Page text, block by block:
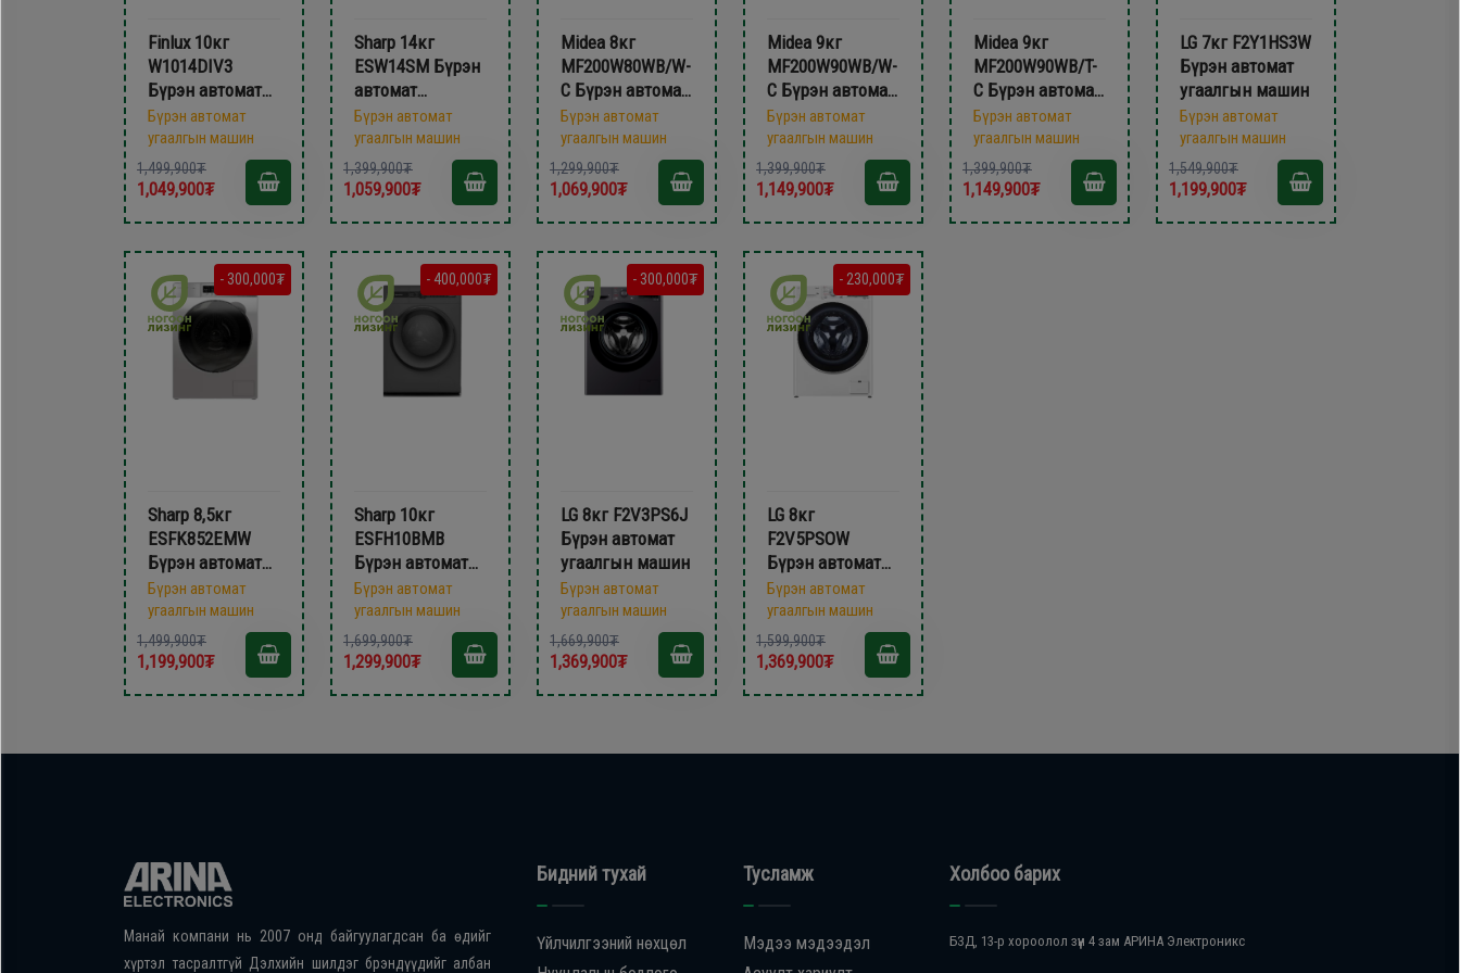
Finlux 10кг
W1014DIV3
Бүрэн автомат
угаалгын машин
Бүрэн автомат
угаалгын машин
1,499,900₮
1,049,900₮
Sharp 14кг
ESW14SM Бүрэн
автомат
угаалгын машин
Бүрэн автомат
угаалгын машин
1,399,900₮
1,059,900₮
Midea 8кг
MF200W80WB/W-
C Бүрэн автомат
угаалгын машин
Бүрэн автомат
угаалгын машин
1,299,900₮
1,069,900₮
Midea 9кг
MF200W90WB/W-
C Бүрэн автомат
угаалгын машин
Бүрэн автомат
угаалгын машин
1,399,900₮
1,149,900₮
Midea 9кг
MF200W90WB/T-
C Бүрэн автомат
угаалгын машин
Бүрэн автомат
угаалгын машин
1,399,900₮
1,149,900₮
LG 7кг F2Y1HS3W
Бүрэн автомат
угаалгын машин
Бүрэн автомат
угаалгын машин
1,549,900₮
1,199,900₮
- 300,000₮
Sharp 8,5кг
ESFK852EMW
Бүрэн автомат
угаалгын машин
Бүрэн автомат
угаалгын машин
1,499,900₮
1,199,900₮
- 400,000₮
Sharp 10кг
ESFH10BMB
Бүрэн автомат
угаалгын машин
Бүрэн автомат
угаалгын машин
1,699,900₮
1,299,900₮
- 300,000₮
LG 8кг F2V3PS6J
Бүрэн автомат
угаалгын машин
Бүрэн автомат
угаалгын машин
1,669,900₮
1,369,900₮
- 230,000₮
LG 8кг
F2V5PSOW
Бүрэн автомат
угаалгын машин
Бүрэн автомат
угаалгын машин
1,599,900₮
1,369,900₮
Манай компани нь 2007 онд байгуулагдсан ба өдийг
хүртэл тасралтгүй Дэлхийн шилдэг брэндүүдийг албан
Бидний тухай
Үйлчилгээний нөхцөл
Тусламж
Мэдээ мэдээдэл
Холбоо барих
БЗД, 13-р хороолол зүүн 4 зам АРИНА Электроникс